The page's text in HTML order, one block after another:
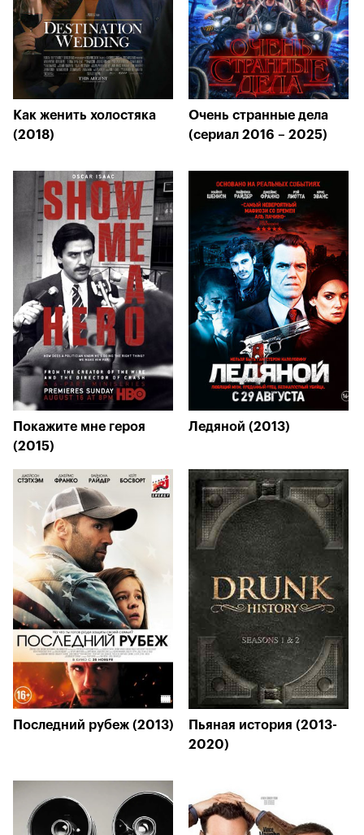
Как женить холостяка
(2018)
Очень странные дела
(сериал 2016 – 2025)
Покажите мне героя
(2015)
Ледяной (2013)
Последний рубеж (2013)
Пьяная история (2013-
2020)